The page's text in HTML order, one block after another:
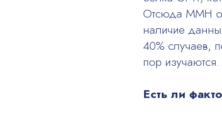
Отсюда ММН
наличие
40% случаев,
пор изучаются.
Есть ли